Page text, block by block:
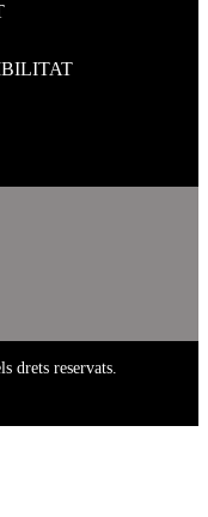
drets reservats.